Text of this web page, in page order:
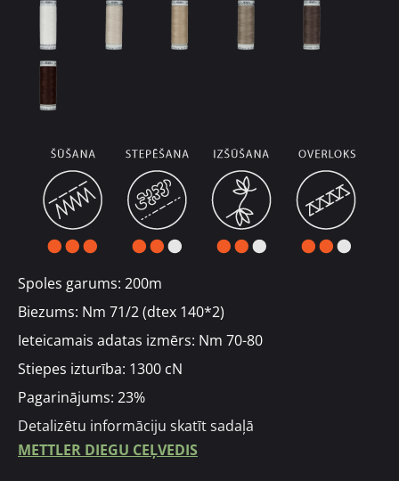
Spoles garums: 200m
Biezums: Nm 71/2 (dtex 140*2)
Ieteicamais adatas izmērs: Nm 70-80
Stiepes izturība: 1300 cN
Pagarinājums: 23%
Detalizētu informāciju skatīt sadaļā
METTLER DIEGU CEĻVEDIS